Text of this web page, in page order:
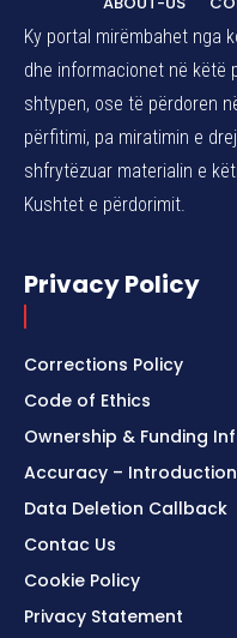
Ky portal mirëmbahet nga
dhe informacionet në këtë
shtypen, ose të përdoren
përfitimi, pa miratimin e
shfrytëzuar materialin e
Kushtet e përdorimit.
Privacy Policy
Corrections Policy
Code of Ethics
Ownership & Funding
Accuracy – Introduction
Data Deletion Callback
Contac Us
Cookie Policy
Privacy Statement